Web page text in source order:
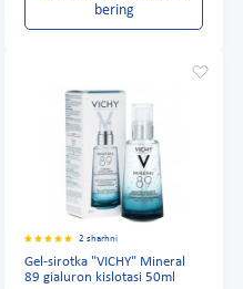
bering
2 sharhni
Gel-sirotka "VICHY" Mineral
89 gialuron kislotasi 50ml